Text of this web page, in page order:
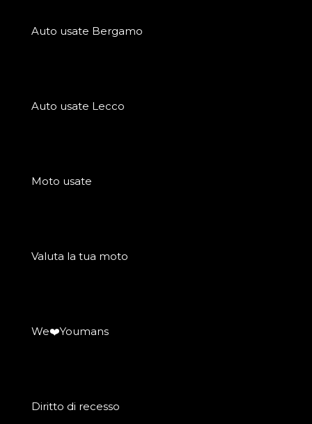
Auto usate Bergamo
Auto usate Lecco
Moto usate
Valuta la tua moto
We❤️Youmans
Diritto di recesso